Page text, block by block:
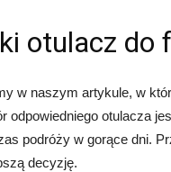
otulacz do
w naszym artykule, w
odpowiedniego otulacza
podróży w gorące dni.
decyzję.